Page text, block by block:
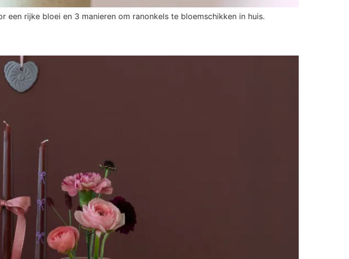
rijke bloei en 3 manieren om ranonkels te bloemschikken in huis.